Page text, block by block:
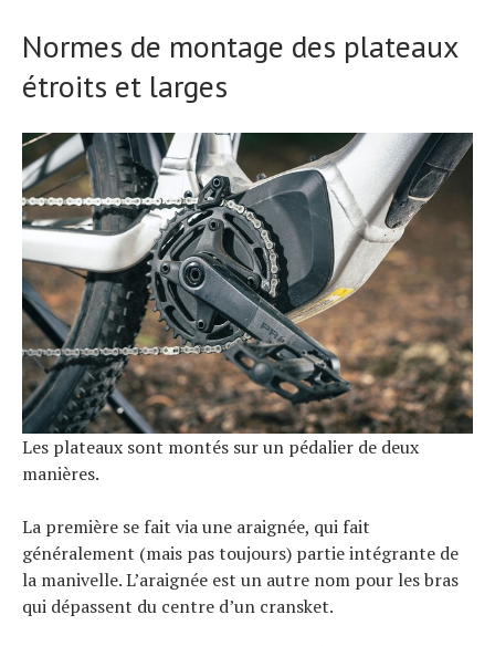
Normes de montage des plateaux
étroits et larges
Les plateaux sont montés sur un pédalier de deux
manières.
La première se fait via une araignée, qui fait
généralement (mais pas toujours) partie intégrante de
la manivelle. L’araignée est un autre nom pour les bras
qui dépassent du centre d’un cransket.